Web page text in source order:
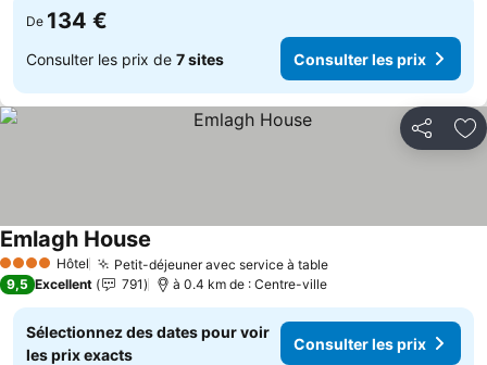
De 134 €
Consulter les prix de 7 sites Consulter les prix
Partager
4 Étoiles Hôtel Petit-déjeuner avec service à table
Emlagh House
9,5 Excellent 791 à 0.4 km de : Centre-ville
Sélectionnez des dates pour voir
les prix exacts
Consulter les prix